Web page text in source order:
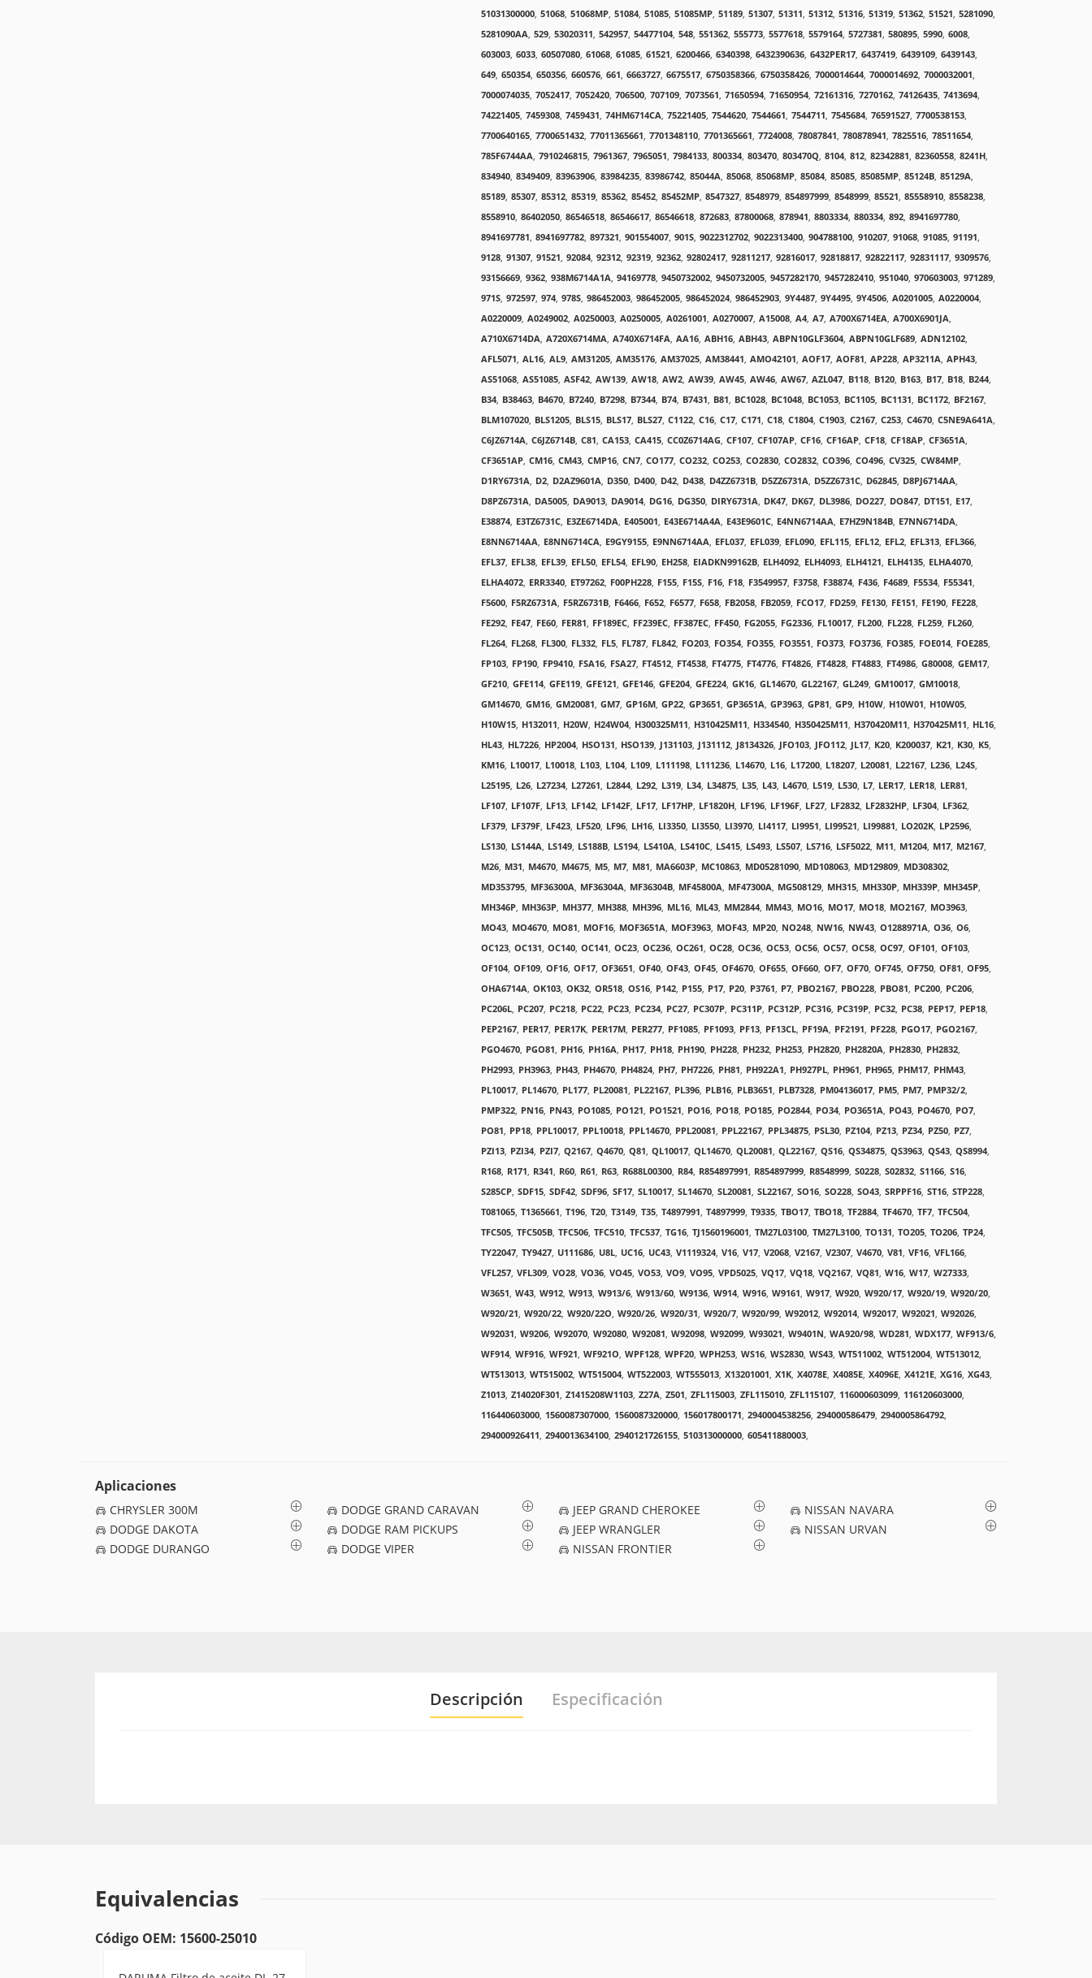
51031300000, 51068, 51068MP, 51084, 51085, 51085MP, 51189, 51307, 51311, 51312, 51316, 51319, 51362, 51521, 5281090,
5281090AA, 529, 53020311, 542957, 54477104, 548, 551362, 555773, 5577618, 5579164, 5727381, 580895, 5990, 6008,
603003, 6033, 60507080, 61068, 61085, 61521, 6200466, 6340398, 6432390636, 6432PER17, 6437419, 6439109, 6439143,
649, 650354, 650356, 660576, 661, 6663727, 6675517, 6750358366, 6750358426, 7000014644, 7000014692, 7000032001,
7000074035, 7052417, 7052420, 706500, 707109, 7073561, 71650594, 71650954, 72161316, 7270162, 74126435, 7413694,
74221405, 7459308, 7459431, 74HM6714CA, 75221405, 7544620, 7544661, 7544711, 7545684, 76591527, 7700538153,
7700640165, 7700651432, 77011365661, 7701348110, 7701365661, 7724008, 78087841, 780878941, 7825516, 78511654,
785F6744AA, 7910246815, 7961367, 7965051, 7984133, 800334, 803470, 803470Q, 8104, 812, 82342881, 82360558, 8241H,
834940, 8349409, 83963906, 83984235, 83986742, 85044A, 85068, 85068MP, 85084, 85085, 85085MP, 85124B, 85129A,
85189, 85307, 85312, 85319, 85362, 85452, 85452MP, 8547327, 8548979, 854897999, 8548999, 85521, 85558910, 8558238,
8558910, 86402050, 86546518, 86546617, 86546618, 872683, 87800068, 878941, 8803334, 880334, 892, 8941697780,
8941697781, 8941697782, 897321, 901554007, 901S, 9022312702, 9022313400, 904788100, 910207, 91068, 91085, 91191,
9128, 91307, 91521, 92084, 92312, 92319, 92362, 92802417, 92811217, 92816017, 92818817, 92822117, 92831117, 9309576,
93156669, 9362, 938M6714A1A, 94169778, 9450732002, 9450732005, 9457282170, 9457282410, 951040, 970603003, 971289,
971S, 972597, 974, 978S, 986452003, 986452005, 986452024, 986452903, 9Y4487, 9Y4495, 9Y4506, A0201005, A0220004,
A0220009, A0249002, A0250003, A0250005, A0261001, A0270007, A15008, A4, A7, A700X6714EA, A700X6901JA,
A710X6714DA, A720X6714MA, A740X6714FA, AA16, ABH16, ABH43, ABPN10GLF3604, ABPN10GLF689, ADN12102,
AFL5071, AL16, AL9, AM31205, AM35176, AM37025, AM38441, AMO42101, AOF17, AOF81, AP228, AP3211A, APH43,
AS51068, AS51085, ASF42, AW139, AW18, AW2, AW39, AW45, AW46, AW67, AZL047, B118, B120, B163, B17, B18, B244,
B34, B38463, B4670, B7240, B7298, B7344, B74, B7431, B81, BC1028, BC1048, BC1053, BC1105, BC1131, BC1172, BF2167,
BLM107020, BLS1205, BLS15, BLS17, BLS27, C1122, C16, C17, C171, C18, C1804, C1903, C2167, C253, C4670, C5NE9A641A,
C6JZ6714A, C6JZ6714B, C81, CA153, CA415, CC0Z6714AG, CF107, CF107AP, CF16, CF16AP, CF18, CF18AP, CF3651A,
CF3651AP, CM16, CM43, CMP16, CN7, CO177, CO232, CO253, CO2830, CO2832, CO396, CO496, CV325, CW84MP,
D1RY6731A, D2, D2AZ9601A, D350, D400, D42, D438, D4ZZ6731B, D5ZZ6731A, D5ZZ6731C, D62845, D8PJ6714AA,
D8PZ6731A, DA5005, DA9013, DA9014, DG16, DG350, DIRY6731A, DK47, DK67, DL3986, DO227, DO847, DT151, E17,
E38874, E3TZ6731C, E3ZE6714DA, E405001, E43E6714A4A, E43E9601C, E4NN6714AA, E7HZ9N184B, E7NN6714DA,
E8NN6714AA, E8NN6714CA, E9GY9155, E9NN6714AA, EFL037, EFL039, EFL090, EFL115, EFL12, EFL2, EFL313, EFL366,
EFL37, EFL38, EFL39, EFL50, EFL54, EFL90, EH258, EIADKN99162B, ELH4092, ELH4093, ELH4121, ELH4135, ELHA4070,
ELHA4072, ERR3340, ET97262, F00PH228, F155, F15S, F16, F18, F3549957, F3758, F38874, F436, F4689, F5534, F55341,
F5600, F5RZ6731A, F5RZ6731B, F6466, F652, F6577, F658, FB2058, FB2059, FCO17, FD259, FE130, FE151, FE190, FE228,
FE292, FE47, FE60, FER81, FF189EC, FF239EC, FF387EC, FF450, FG2055, FG2336, FL10017, FL200, FL228, FL259, FL260,
FL264, FL268, FL300, FL332, FL5, FL787, FL842, FO203, FO354, FO355, FO3551, FO373, FO3736, FO385, FOE014, FOE285,
FP103, FP190, FP9410, FSA16, FSA27, FT4512, FT4538, FT4775, FT4776, FT4826, FT4828, FT4883, FT4986, G80008, GEM17,
GF210, GFE114, GFE119, GFE121, GFE146, GFE204, GFE224, GK16, GL14670, GL22167, GL249, GM10017, GM10018,
GM14670, GM16, GM20081, GM7, GP16M, GP22, GP3651, GP3651A, GP3963, GP81, GP9, H10W, H10W01, H10W05,
H10W15, H132011, H20W, H24W04, H300325M11, H310425M11, H334540, H350425M11, H370420M11, H370425M11, HL16,
HL43, HL7226, HP2004, HSO131, HSO139, J131103, J131112, J8134326, JFO103, JFO112, JL17, K20, K200037, K21, K30, K5,
KM16, L10017, L10018, L103, L104, L109, L111198, L111236, L14670, L16, L17200, L18207, L20081, L22167, L236, L24S,
L25195, L26, L27234, L27261, L2844, L292, L319, L34, L34875, L35, L43, L4670, L519, L530, L7, LER17, LER18, LER81,
LF107, LF107F, LF13, LF142, LF142F, LF17, LF17HP, LF1820H, LF196, LF196F, LF27, LF2832, LF2832HP, LF304, LF362,
LF379, LF379F, LF423, LF520, LF96, LH16, LI3350, LI3550, LI3970, LI4117, LI9951, LI99521, LI99881, LO202K, LP2596,
LS130, LS144A, LS149, LS188B, LS194, LS410A, LS410C, LS415, LS493, LS507, LS716, LSF5022, M11, M1204, M17, M2167,
M26, M31, M4670, M4675, M5, M7, M81, MA6603P, MC10863, MD05281090, MD108063, MD129809, MD308302,
MD353795, MF36300A, MF36304A, MF36304B, MF45800A, MF47300A, MG508129, MH315, MH330P, MH339P, MH345P,
MH346P, MH363P, MH377, MH388, MH396, ML16, ML43, MM2844, MM43, MO16, MO17, MO18, MO2167, MO3963,
MO43, MO4670, MO81, MOF16, MOF3651A, MOF3963, MOF43, MP20, NO248, NW16, NW43, O1288971A, O36, O6,
OC123, OC131, OC140, OC141, OC23, OC236, OC261, OC28, OC36, OC53, OC56, OC57, OC58, OC97, OF101, OF103,
OF104, OF109, OF16, OF17, OF3651, OF40, OF43, OF45, OF4670, OF655, OF660, OF7, OF70, OF745, OF750, OF81, OF95,
OHA6714A, OK103, OK32, OR518, OS16, P142, P155, P17, P20, P3761, P7, PBO2167, PBO228, PBO81, PC200, PC206,
PC206L, PC207, PC218, PC22, PC23, PC234, PC27, PC307P, PC311P, PC312P, PC316, PC319P, PC32, PC38, PEP17, PEP18,
PEP2167, PER17, PER17K, PER17M, PER277, PF1085, PF1093, PF13, PF13CL, PF19A, PF2191, PF228, PGO17, PGO2167,
PGO4670, PGO81, PH16, PH16A, PH17, PH18, PH190, PH228, PH232, PH253, PH2820, PH2820A, PH2830, PH2832,
PH2993, PH3963, PH43, PH4670, PH4824, PH7, PH7226, PH81, PH922A1, PH927PL, PH961, PH965, PHM17, PHM43,
PL10017, PL14670, PL177, PL20081, PL22167, PL396, PLB16, PLB3651, PLB7328, PM04136017, PM5, PM7, PMP32/2,
PMP322, PN16, PN43, PO1085, PO121, PO1521, PO16, PO18, PO185, PO2844, PO34, PO3651A, PO43, PO4670, PO7,
PO81, PP18, PPL10017, PPL10018, PPL14670, PPL20081, PPL22167, PPL34875, PSL30, PZ104, PZ13, PZ34, PZ50, PZ7,
PZI13, PZI34, PZI7, Q2167, Q4670, Q81, QL10017, QL14670, QL20081, QL22167, QS16, QS34875, QS3963, QS43, QS8994,
R168, R171, R341, R60, R61, R63, R688L00300, R84, R854897991, R854897999, R8548999, S0228, S02832, S1166, S16,
S285CP, SDF15, SDF42, SDF96, SF17, SL10017, SL14670, SL20081, SL22167, SO16, SO228, SO43, SRPPF16, ST16, STP228,
T081065, T1365661, T196, T20, T3149, T35, T4897991, T4897999, T9335, TBO17, TBO18, TF2884, TF4670, TF7, TFC504,
TFC505, TFC505B, TFC506, TFC510, TFC537, TG16, TJ1560196001, TM27L03100, TM27L3100, TO131, TO205, TO206, TP24,
TY22047, TY9427, U111686, U8L, UC16, UC43, V1119324, V16, V17, V2068, V2167, V2307, V4670, V81, VF16, VFL166,
VFL257, VFL309, VO28, VO36, VO45, VO53, VO9, VO95, VPD5025, VQ17, VQ18, VQ2167, VQ81, W16, W17, W27333,
W3651, W43, W912, W913, W913/6, W913/60, W9136, W914, W916, W9161, W917, W920, W920/17, W920/19, W920/20,
W920/21, W920/22, W920/22O, W920/26, W920/31, W920/7, W920/99, W92012, W92014, W92017, W92021, W92026,
W92031, W9206, W92070, W92080, W92081, W92098, W92099, W93021, W9401N, WA920/98, WD281, WDX177, WF913/6,
WF914, WF916, WF921, WF921O, WPF128, WPF20, WPH253, WS16, WS2830, WS43, WT511002, WT512004, WT513012,
WT513013, WT515002, WT515004, WT522003, WT555013, X13201001, X1K, X4078E, X4085E, X4096E, X4121E, XG16, XG43,
Z1013, Z14020F301, Z1415208W1103, Z27A, Z501, ZFL115003, ZFL115010, ZFL115107, 116000603099, 116120603000,
116440603000, 1560087307000, 1560087320000, 156017800171, 2940004538256, 294000586479, 2940005864792,
294000926411, 2940013634100, 2940121726155, 510313000000, 605411880003,
Aplicaciones
CHRYSLER 300M
DODGE DAKOTA
DODGE DURANGO
DODGE GRAND CARAVAN
DODGE RAM PICKUPS
DODGE VIPER
JEEP GRAND CHEROKEE
JEEP WRANGLER
NISSAN FRONTIER
NISSAN NAVARA
NISSAN URVAN
Descripción Especificación
Equivalencias
Código OEM: 15600-25010